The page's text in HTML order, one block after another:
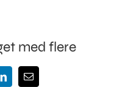
med flere
LinkedIn
E-